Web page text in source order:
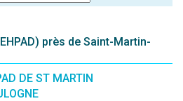
près de Saint-Martin-
DE ST MARTIN